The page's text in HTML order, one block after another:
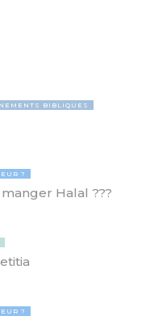
BIBLIQUES
?
Halal ???
?